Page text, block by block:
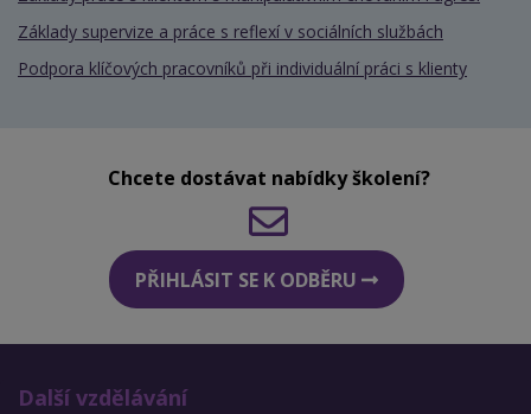
Základy supervize a práce s reflexí v sociálních službách
Podpora klíčových pracovníků při individuální práci s klienty
Chcete dostávat nabídky školení?
PŘIHLÁSIT SE K ODBĚRU
Další vzdělávání